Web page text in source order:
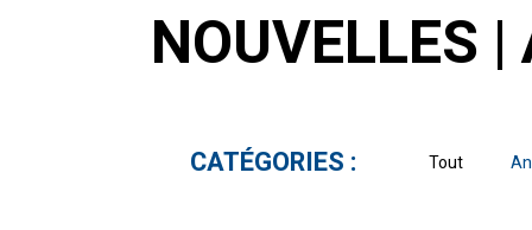
NOUVELLES
CATÉGORIES : Tout